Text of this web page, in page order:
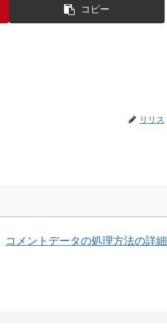
コピー
リリス
コメントデータの処理方法の詳細